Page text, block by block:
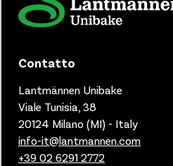
Contatto
Lantmännen Unibake
Viale Tunisia, 38
20124 Milano (MI) - Italy
info-it@lantmannen.com
+39 02 6291 2772